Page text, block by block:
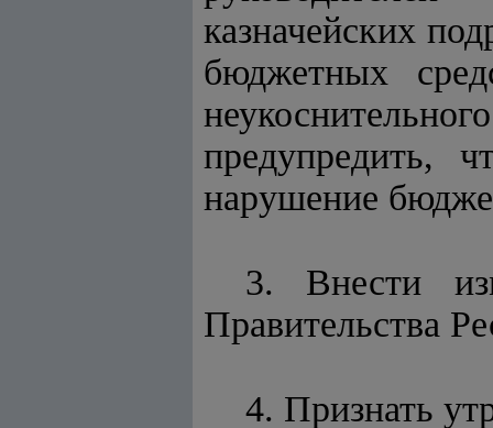
казначейских
бюджетных
предупредить,
нарушение
3. Внести
Правительства
4. Признать